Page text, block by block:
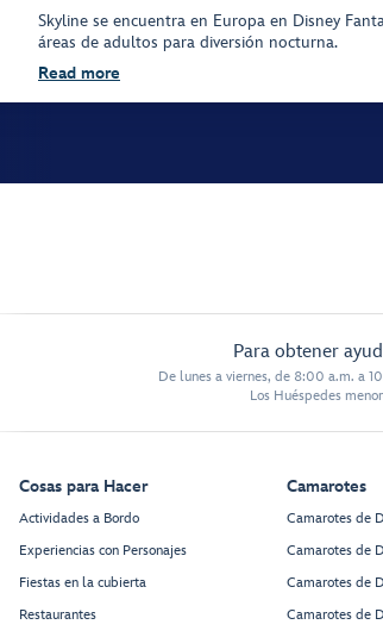
Skyline se encuentra en Europa en Disney
áreas de adultos para diversión nocturna.
Read more
Para obtener
De lunes a viernes, de 8:00 a.m. a
Los Huéspedes
Cosas para Hacer
Actividades a Bordo
Experiencias con Personajes
Fiestas en la cubierta
Restaurantes
Camarotes
Camarotes de
Camarotes de
Camarotes de
Camarotes de